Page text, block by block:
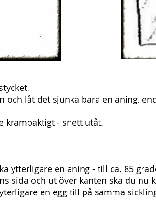
låt det sjunka bara en aning,
krampaktigt - snett utåt.
ytterligare en aning - till ca. 85
sida och ut över kanten ska du nu
en egg till på samma